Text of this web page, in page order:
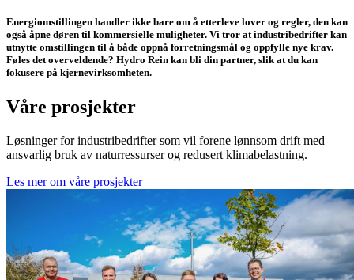
Energiomstillingen handler ikke bare om å etterleve lover og regler, den kan
også åpne døren til kommersielle muligheter. Vi tror at industribedrifter kan
utnytte omstillingen til å både oppnå forretningsmål og oppfylle nye krav.
Føles det overveldende? Hydro Rein kan bli din partner, slik at du kan
fokusere på kjernevirksomheten.
Våre prosjekter
Løsninger for industribedrifter som vil forene lønnsom drift med
ansvarlig bruk av naturressurser og redusert klimabelastning.
Les mer om våre prosjekter